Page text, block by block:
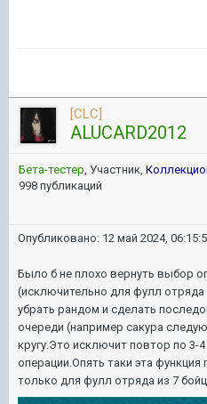
[CLC]
ALUCARD2012
Бета-тестер, Участник,
998 публикаций
Опубликовано: 12 май 2024,
Было б не плохо вернуть выбор
(исключительно для фулл
убрать рандом и сделать
очереди (например сакура
кругу.Это исключит повтор по 3-
операции.Опять таки эта
только для фулл отряда из 7